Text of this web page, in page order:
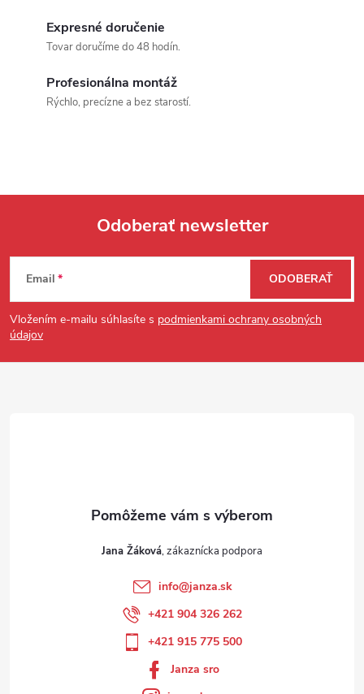
Expresné doručenie
Tovar doručíme do 48 hodín.
Profesionálna montáž
Rýchlo, precízne a bez starostí.
Zápätie
Odoberať newsletter
Email
Vložením e-mailu súhlasíte s podmienkami ochrany osobných
údajov
ODOBERAŤ
Jana Žáková
info@janza.sk
+421 904 326 262
+421 915 775 500
Janza sro